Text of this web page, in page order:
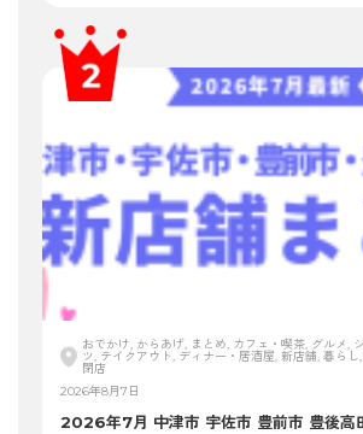
おでかけ, からあげ, まとめ, カフェ・喫茶, グルメ,
ツ, テイクアウト, ディナー・居酒屋, 新店舗, 暮らし
閉店
2026年8月7日
2026年7月 中津市 宇佐市 豊前市 豊後高